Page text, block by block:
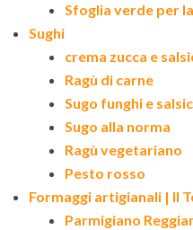
Sfoglia verde per
Sughi
crema zucca e
Ragù di carne
Sugo funghi e
Sugo alla norma
Ragù vegetariano
Pesto rosso
Formaggi artigianali | Il
Parmigiano